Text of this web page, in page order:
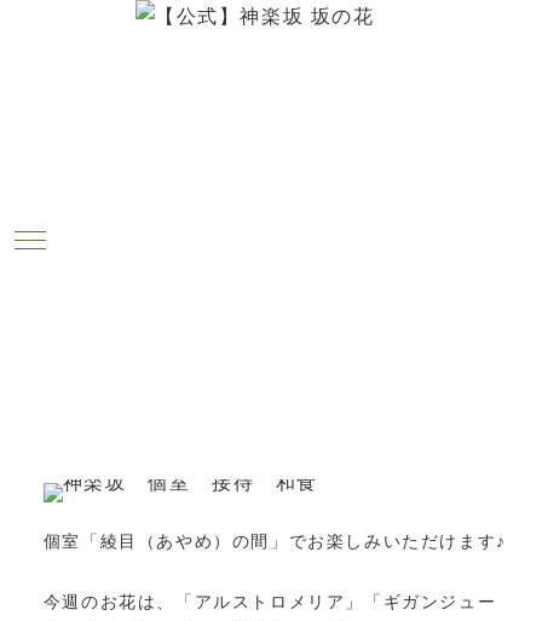
今週のお花が届きました！（5月22
個室「綾目（あやめ）の間」でお楽しみいただけます♪
今週のお花は、「アルストロメリア」「ギガンジュー